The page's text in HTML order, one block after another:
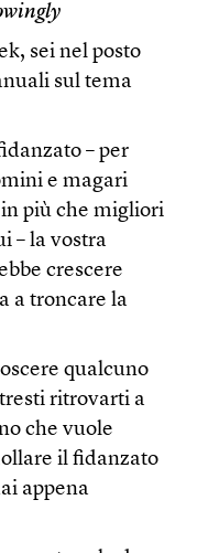
sei nel posto
sul tema
– per
e magari
più che migliori
– la vostra
crescere
a troncare la
qualcuno
ritrovarti a
che vuole
il fidanzato
appena